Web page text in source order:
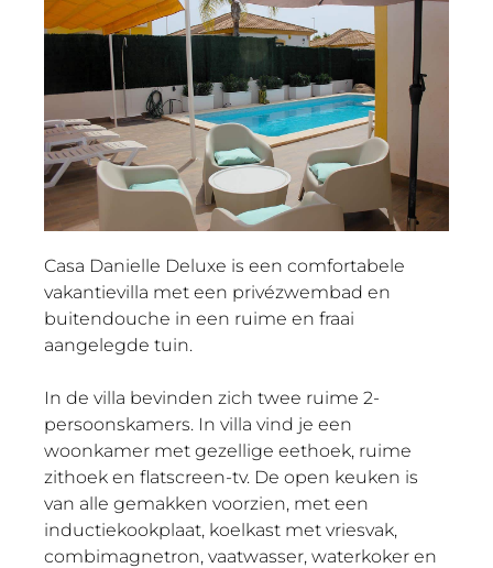
Casa Danielle Deluxe is een comfortabele
vakantievilla met een privézwembad en
buitendouche in een ruime en fraai
aangelegde tuin.
In de villa bevinden zich twee ruime 2-
persoonskamers. In villa vind je een
woonkamer met gezellige eethoek, ruime
zithoek en flatscreen-tv. De open keuken is
van alle gemakken voorzien, met een
inductiekookplaat, koelkast met vriesvak,
combimagnetron, vaatwasser, waterkoker en